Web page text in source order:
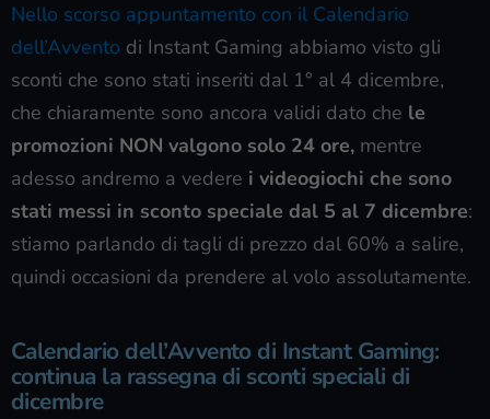
Nello scorso appuntamento con il Calendario
dell’Avvento di Instant Gaming abbiamo visto gli
sconti che sono stati inseriti dal 1° al 4 dicembre,
che chiaramente sono ancora validi dato che le
promozioni NON valgono solo 24 ore, mentre
adesso andremo a vedere i videogiochi che sono
stati messi in sconto speciale dal 5 al 7 dicembre:
stiamo parlando di tagli di prezzo dal 60% a salire,
quindi occasioni da prendere al volo assolutamente.
Calendario dell’Avvento di Instant Gaming:
continua la rassegna di sconti speciali di
dicembre